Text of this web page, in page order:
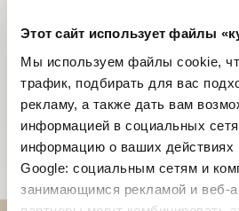
Этот сайт использует файлы
Мы используем файлы cookie,
трафик, подбирать для вас
рекламу, а также дать вам
информацией в социальных
информацию о ваших действиях
Google: социальным сетям и
занимающимся рекламой и веб-